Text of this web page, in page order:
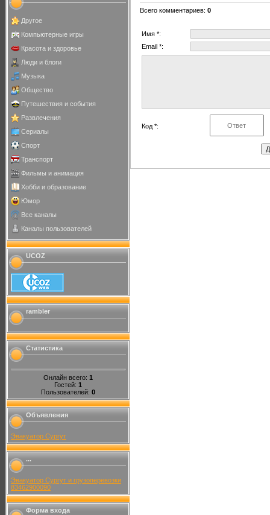
Другое
Компьютерные игры
Красота и здоровье
Люди и блоги
Музыка
Общество
Путешествия и события
Развлечения
Сериалы
Спорт
Транспорт
Фильмы и анимация
Хобби и образование
Юмор
Все каналы
Каналы пользователей
UCOZ
rambler
Статистика
Онлайн всего: 1
Гостей: 1
Пользователей: 0
Объявления
Эвакуатор Сургут
...
Эвакуатор Сургут и грузоперевозки
83462900090
Форма входа
Всего комментариев: 0
Имя *:
Email *:
Код *: